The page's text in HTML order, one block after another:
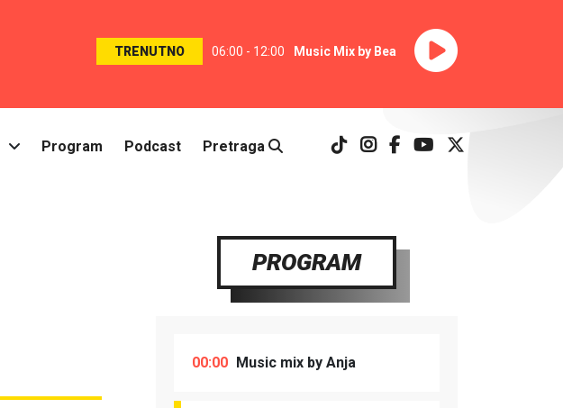
TRENUTNO 06:00 - 12:00 Music Mix by Bea
Program Podcast Pretraga
PROGRAM
00:00 Music mix by Anja